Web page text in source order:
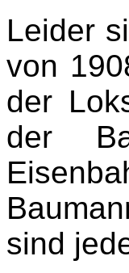
Leider
von
der
der
sind